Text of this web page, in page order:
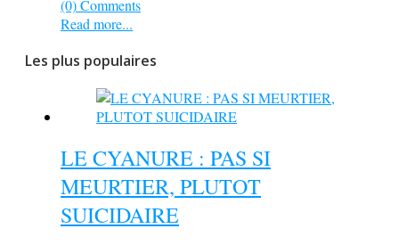
(0) Comments
Read more...
Les plus populaires
LE CYANURE : PAS SI
MEURTIER, PLUTOT
SUICIDAIRE